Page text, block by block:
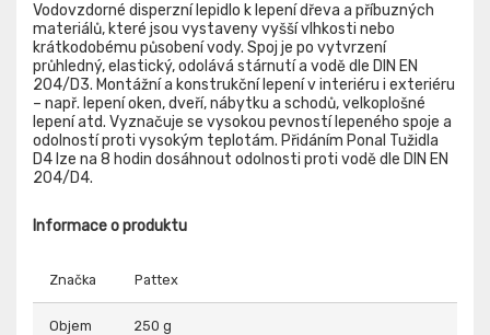
Vodovzdorné disperzní lepidlo k lepení dřeva a příbuzných
materiálů, které jsou vystaveny vyšší vlhkosti nebo
krátkodobému působení vody. Spoj je po vytvrzení
průhledný, elastický, odolává stárnutí a vodě dle DIN EN
204/D3. Montážní a konstrukční lepení v interiéru i exteriéru
– např. lepení oken, dveří, nábytku a schodů, velkoplošné
lepení atd. Vyznačuje se vysokou pevností lepeného spoje a
odolností proti vysokým teplotám. Přidáním Ponal Tužidla
D4 lze na 8 hodin dosáhnout odolnosti proti vodě dle DIN EN
204/D4.
Informace o produktu
Značka Pattex
Objem 250 g